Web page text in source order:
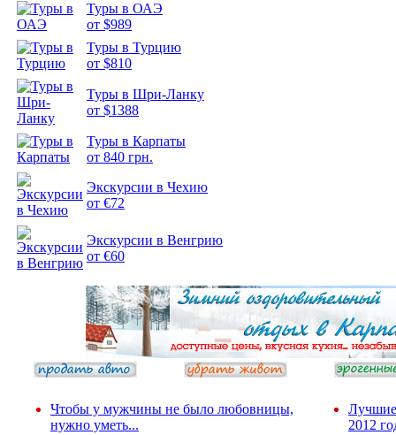
Туры в ОАЭ
от $989
Туры в Турцию
от $810
Туры в Шри-Ланку
от $1388
Туры в Карпаты
от 840 грн.
Экскурсии в Чехию
от €72
Экскурсии в Венгрию
от €60
Чтобы у мужчины не было любовницы,
нужно уметь...
Лучшие
2012